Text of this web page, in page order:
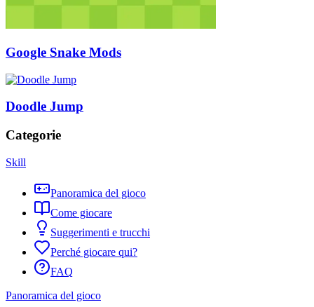
Google Snake Mods
Doodle Jump
Categorie
Skill
Panoramica del gioco
Come giocare
Suggerimenti e trucchi
Perché giocare qui?
FAQ
Panoramica del gioco